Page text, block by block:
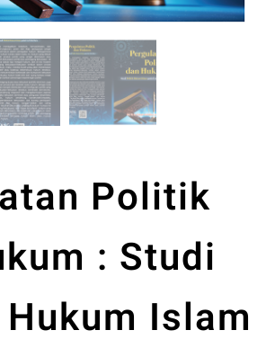
Politik
: Studi
Islam